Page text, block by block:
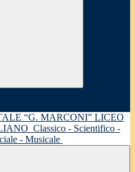
LICEO
Classico - Scientifico -
- Musicale